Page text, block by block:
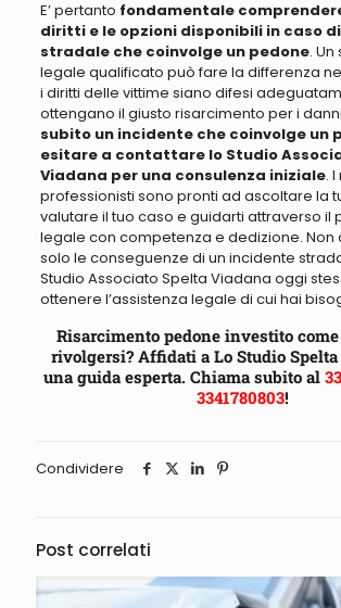
E’ pertanto fondamentale
diritti e le opzioni disponibili in caso
stradale che coinvolge un pedone.
legale qualificato può fare la differenza
i diritti delle vittime siano difesi
ottengano il giusto risarcimento per i
subito un incidente che coinvolge un
esitare a contattare lo Studio
Viadana per una consulenza iniziale. I
professionisti sono pronti ad ascoltare la
valutare il tuo caso e guidarti attraverso il
legale con competenza e dedizione. Non
solo le conseguenze di un incidente
Studio Associato Spelta Viadana oggi
ottenere l’assistenza legale di cui hai
Risarcimento pedone investito
rivolgersi? Affidati a Lo Studio
una guida esperta. Chiama subito al
3341780803!
Condividere
Post correlati